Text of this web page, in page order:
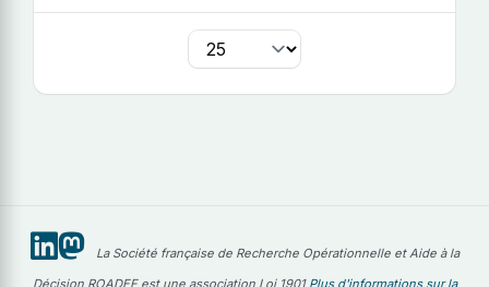
La Société française de Recherche Opérationnelle et Aide à la
Décision ROADEF est une association Loi 1901 Plus d'informations sur la